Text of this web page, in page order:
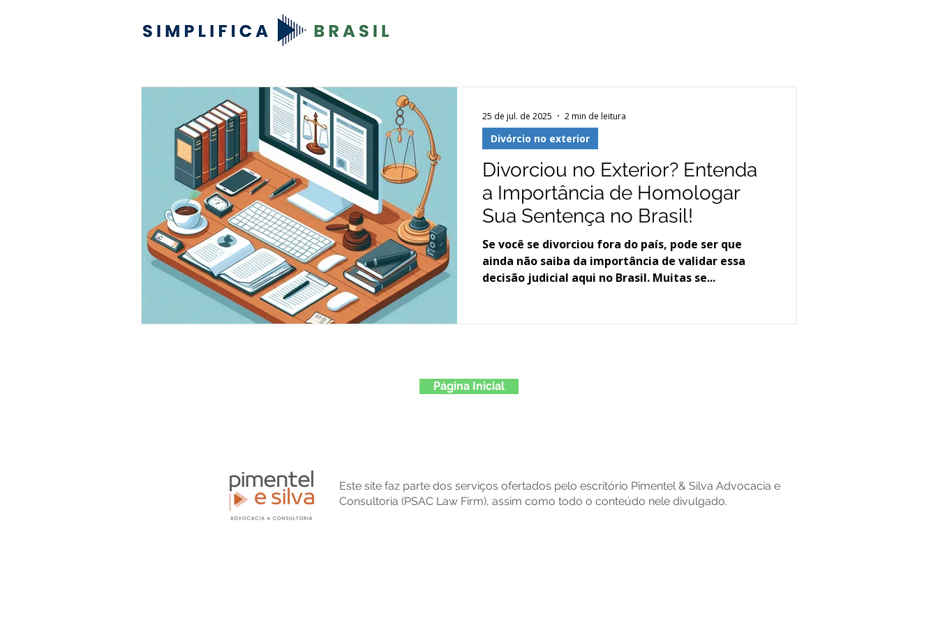
Divorciou no Exterior? Entenda
a Importância de Homologar
Sua Sentença no Brasil!
Se você se divorciou fora do país, pode ser que
ainda não saiba da importância de validar essa
decisão judicial aqui no Brasil. Muitas se...
Divórcio no exterior
25 de jul. de 2025 2 min de leitura
Página Inicial
Este site faz parte dos serviços ofertados pelo escritório Pimentel & Silva Advocacia e
Consultoria (PSAC Law Firm), assim como todo o conteúdo nele divulgado.